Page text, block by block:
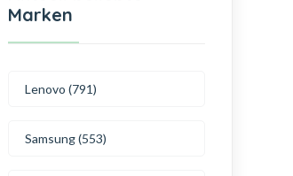
Marken
Lenovo (791)
Samsung (553)